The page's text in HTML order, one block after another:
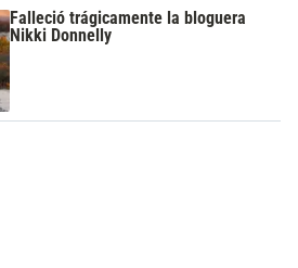
Falleció trágicamente la bloguera
Nikki Donnelly